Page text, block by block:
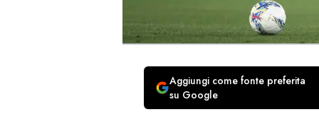
Aggiungi come fonte preferita
su Google